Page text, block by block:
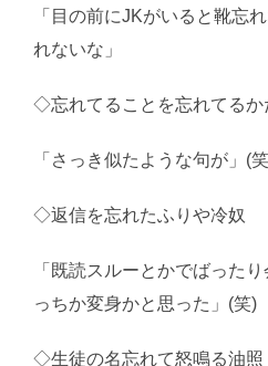
「目の前にJKがいると靴忘
れないな」
◇忘れてることを忘れてる
「さっき似たような句が」(
◇返信を忘れたふりや冷
「既読スルーとかでばった
っちか変身かと思った」(笑)
◇生徒の名忘れて怒鳴る